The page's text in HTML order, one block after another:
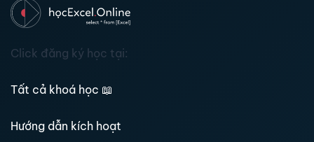
Click đăng ký học tại:
Tất cả khoá học 📖
Hướng dẫn kích hoạt